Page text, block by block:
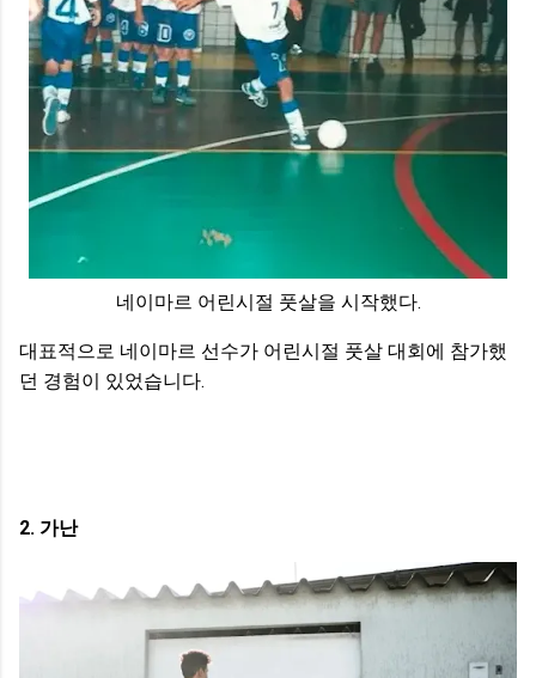
네이마르 어린시절 풋살을 시작했다.
대표적으로 네이마르 선수가 어린시절 풋살 대회에 참가했
던 경험이 있었습니다.
2. 가난